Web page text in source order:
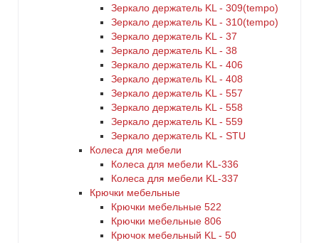
Зеркало держатель KL - 309(tempo)
Зеркало держатель KL - 310(tempo)
Зеркало держатель KL - 37
Зеркало держатель KL - 38
Зеркало держатель KL - 406
Зеркало держатель KL - 408
Зеркало держатель KL - 557
Зеркало держатель KL - 558
Зеркало держатель KL - 559
Зеркало держатель KL - STU
Колеса для мебели
Колеса для мебели KL-336
Колеса для мебели KL-337
Крючки мебельные
Крючки мебельные 522
Крючки мебельные 806
Крючок мебельный KL - 50